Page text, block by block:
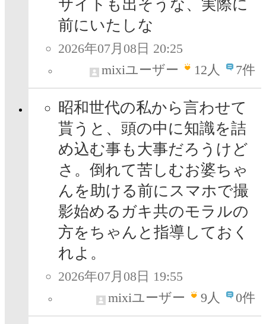
サイトも出そうな、実際に
前にいたしな
2026年07月08日 20:25
mixiユーザー
12人 7件
昭和世代の私から言わせて
貰うと、頭の中に知識を詰
め込む事も大事だろうけど
さ。倒れて苦しむお婆ちゃ
んを助ける前にスマホで撮
影始めるガキ共のモラルの
方をちゃんと指導しておく
れよ。
2026年07月08日 19:55
mixiユーザー
9人 0件